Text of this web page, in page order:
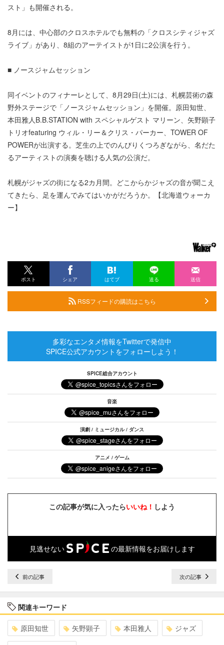
スト」も開催される。
8月には、中心部のクロスホテルでも無料の「クロスシティジャズ
ライブ」があり、8組のアーテイストが1日に2公演を行う。
■ ノースジャムセッション
同イベントのフィナーレとして、8月29日(土)には、札幌芸術の森
野外ステージで「ノースジャムセッション」を開催。原田知世、
本田雅人B.B.STATION with スペシャルゲスト マリーン、矢野顕子
トリオfeaturing ウィル・リー＆クリス・パーカー、TOWER OF
POWERが出演する。芝生の上でのんびりくつろぎながら、名だた
るアーティストの演奏を聴ける人気の公演だ。
札幌がジャズの街になる2カ月間。どこからかジャズの音が聞こえ
てきたら、足を運んでみてはいかがだろうか。【北海道ウォーカ
ー】
ポスト シェア はてブ 送る 送信
RSSフィードの購読はこちら
多彩なエンタメ情報をTwitterで発信中
SPICE公式アカウントをフォローしよう！
SPICE総合アカウント
音楽
演劇 / ミュージカル / ダンス
アニメ / ゲーム
この記事が気に入ったらいいね！ しよう
見逃せない の最新情報をお届けします
前の記事 次の記事
関連キーワード
原田知世 矢野顕子 本田雅人 ジャズ